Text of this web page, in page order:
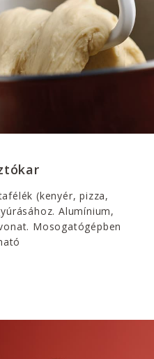
(kenyér, pizza,
Alumínium,
Mosogatógépben